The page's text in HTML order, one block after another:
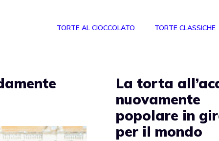
TORTE AL CIOCCOLATO TORTE CLASSICHE
La torta
nuovamente
popolare in
per il mondo